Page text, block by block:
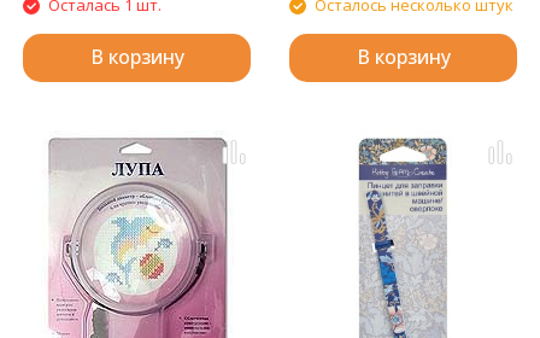
Осталась 1 шт.
В корзину
Осталось несколько штук
В корзину